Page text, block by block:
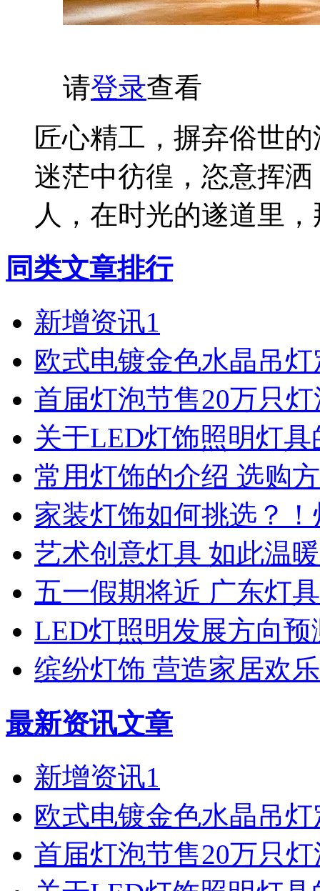
请登录查看
匠心精工，摒弃俗世
迷茫中彷徨，恣意挥
人，在时光的遂道里
同类文章排行
新增资讯1
欧式电镀金色水晶吊
首届灯泡节售20万只
关于LED灯饰照明灯具
常用灯饰的介绍 选购
家装灯饰如何挑选？
艺术创意灯具 如此温暖
五一假期将近 广东灯
LED灯照明发展方向预
缤纷灯饰 营造家居欢
最新资讯文章
新增资讯1
欧式电镀金色水晶吊
首届灯泡节售20万只